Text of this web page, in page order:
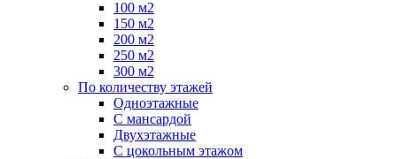
100 м2
150 м2
200 м2
250 м2
300 м2
По количеству этажей
Одноэтажные
С мансардой
Двухэтажные
С цокольным этажом